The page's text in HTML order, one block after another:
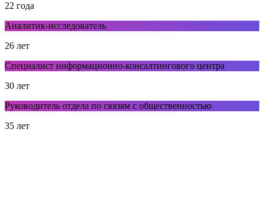
22 года
Аналитик-исследователь
26 лет
Специалист информационно-консалтингового центра
30 лет
Руководитель отдела по связям с общественностью
35 лет